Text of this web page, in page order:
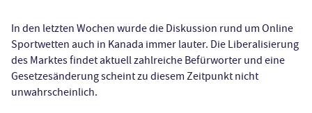
In den letzten Wochen wurde die Diskussion rund um Online
Sportwetten auch in Kanada immer lauter. Die Liberalisierung
des Marktes findet aktuell zahlreiche Befürworter und eine
Gesetzesänderung scheint zu diesem Zeitpunkt nicht
unwahrscheinlich.